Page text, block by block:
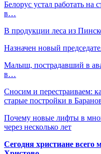
Белорус устал работать на
в…
В продукции леса из
Назначен новый
Малыш, пострадавший в
в…
Сносим и перестраиваем:
старые постройки в
Почему новые лифты в
через несколько лет
Сегодня христиане